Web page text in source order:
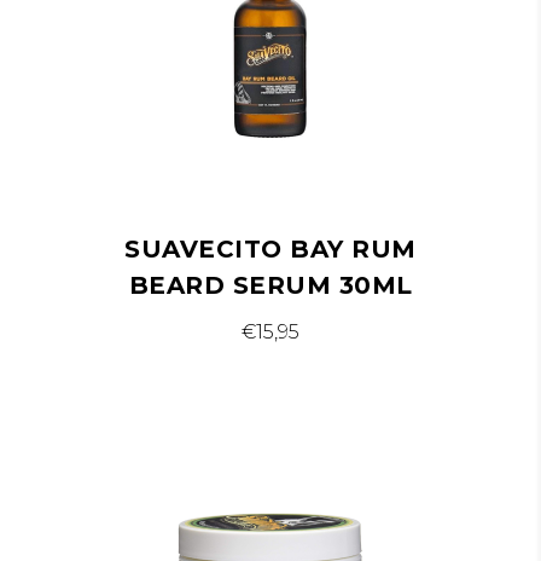
SUAVECITO BAY RUM
BEARD SERUM 30ML
€15,95